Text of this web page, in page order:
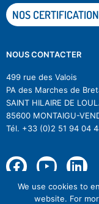
NOS
NOUS CONTACTER
499 rue des Valois
PA des Marches de
SAINT HILAIRE DE
85600 MONTAIGU-
Tél. +33 (0)2 51 94 04
© Difagri |Mentions
We use cookies to
website. For